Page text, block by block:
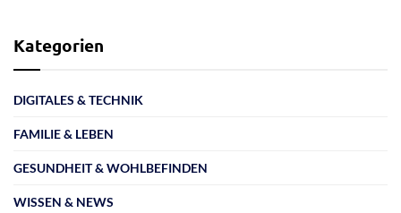
Kategorien
DIGITALES & TECHNIK
FAMILIE & LEBEN
GESUNDHEIT & WOHLBEFINDEN
WISSEN & NEWS